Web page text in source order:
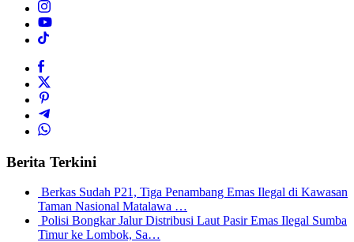
Berita Terkini
Berkas Sudah P21, Tiga Penambang Emas Ilegal di Kawasan
Taman Nasional Matalawa …
Polisi Bongkar Jalur Distribusi Laut Pasir Emas Ilegal Sumba
Timur ke Lombok, Sa…